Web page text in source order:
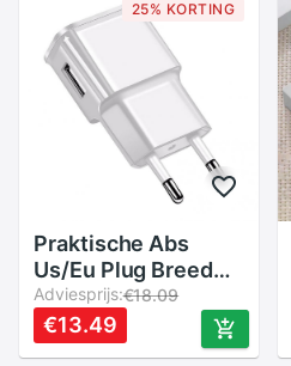
Outdoor
25% KORTING
Praktische Abs
Us/Eu Plug Breed
Voltage Usb
Opladen Adapter
Voor Office
Adviesprijs:€18.09
€13.49